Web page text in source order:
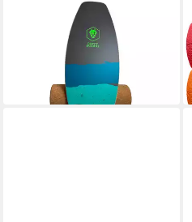
DAFFY BOARDS
Balanceboard Ständer für
Board & Rolle - Pad
lieferbar in 2 Wochen